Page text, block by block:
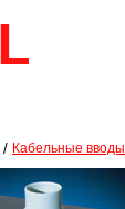
/ Кабельные вводы